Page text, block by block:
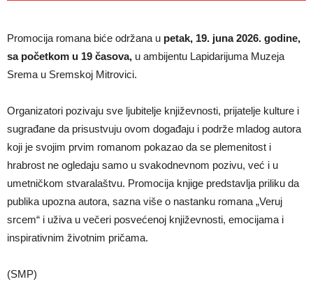
Promocija romana biće održana u petak, 19. juna 2026. godine,
sa početkom u 19 časova, u ambijentu Lapidarijuma Muzeja
Srema u Sremskoj Mitrovici.
Organizatori pozivaju sve ljubitelje književnosti, prijatelje kulture i
sugrađane da prisustvuju ovom događaju i podrže mladog autora
koji je svojim prvim romanom pokazao da se plemenitost i
hrabrost ne ogledaju samo u svakodnevnom pozivu, već i u
umetničkom stvaralaštvu. Promocija knjige predstavlja priliku da
publika upozna autora, sazna više o nastanku romana „Veruj
srcem“ i uživa u večeri posvećenoj književnosti, emocijama i
inspirativnim životnim pričama.
(SMP)